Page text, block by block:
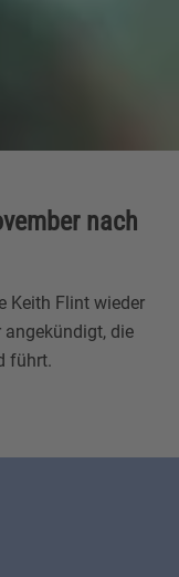
nach
Keith Flint wieder
angekündigt, die
führt.